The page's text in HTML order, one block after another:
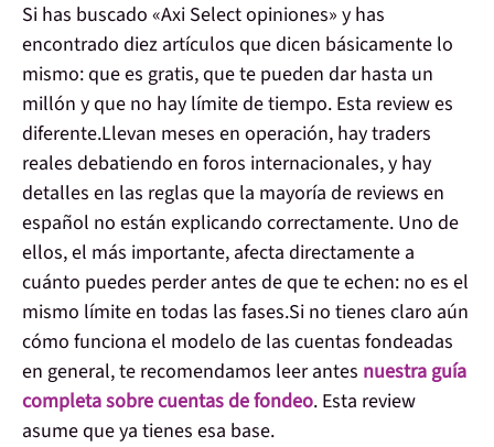
Si has buscado «Axi Select opiniones» y has
encontrado diez artículos que dicen básicamente lo
mismo: que es gratis, que te pueden dar hasta un
millón y que no hay límite de tiempo. Esta review es
diferente.Llevan meses en operación, hay traders
reales debatiendo en foros internacionales, y hay
detalles en las reglas que la mayoría de reviews en
español no están explicando correctamente. Uno de
ellos, el más importante, afecta directamente a
cuánto puedes perder antes de que te echen: no es el
mismo límite en todas las fases.Si no tienes claro aún
cómo funciona el modelo de las cuentas fondeadas
en general, te recomendamos leer antes nuestra guía
completa sobre cuentas de fondeo. Esta review
asume que ya tienes esa base.